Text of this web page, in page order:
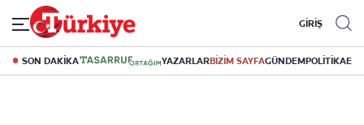
GİRİŞ
SON DAKİKA YAZARLARBİZİM SAYFAGÜNDEMPOLİTİKA